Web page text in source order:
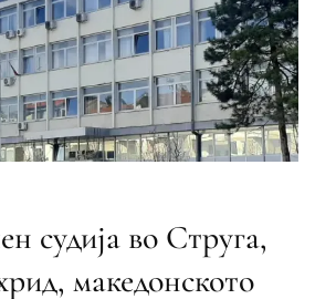
судија во Струга,
македонското